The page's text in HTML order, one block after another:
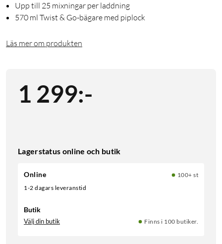
Upp till 25 mixningar per laddning
570 ml Twist & Go-bägare med piplock
Läs mer om produkten
1 299:-
Lagerstatus online och butik
Online
100+ st
1-2 dagars leveranstid
Butik
Välj din butik Finns i 100 butiker.